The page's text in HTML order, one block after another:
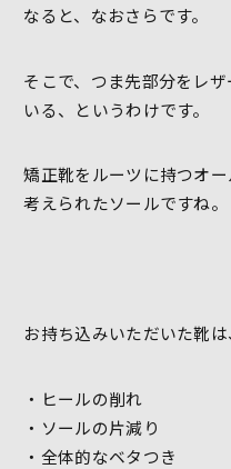
なると、なおさらです。
そこで、つま先部分をレ
いる、というわけです。
矯正靴をルーツに持つオ
考えられたソールですね。
お持ち込みいただいた靴は
・ヒールの削れ
・ソールの片減り
・全体的なベタつき